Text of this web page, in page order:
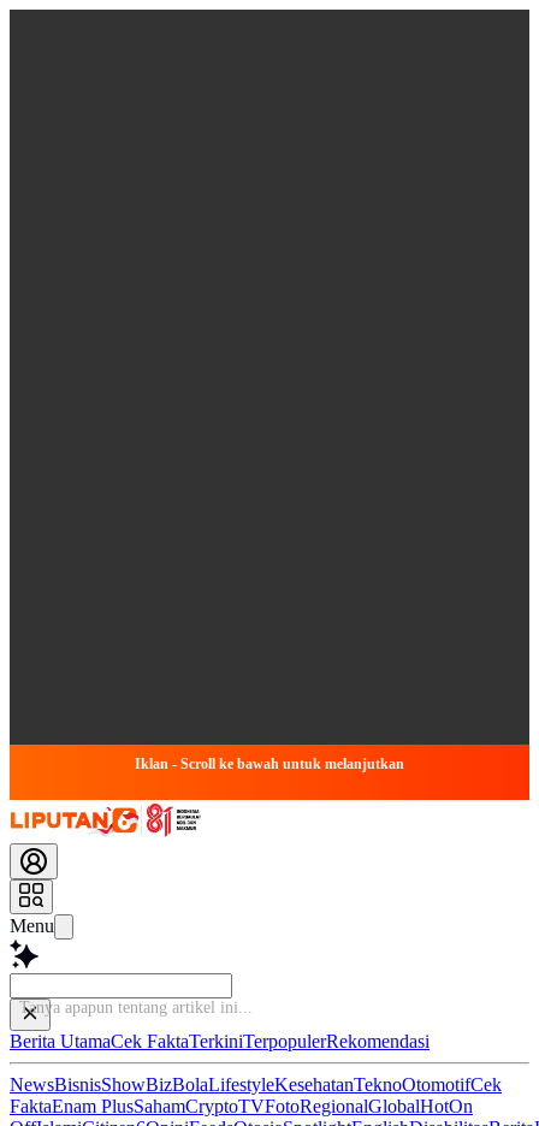
Iklan - Scroll ke bawah untuk melanjutkan
Menu
Tanya
Berita UtamaCek FaktaTerkiniTerpopulerRekomendasi
NewsBisnisShowBizBolaLifestyleKesehatanTeknoOtomotifCek
FaktaEnam PlusSahamCryptoTVFotoRegionalGlobalHotOn